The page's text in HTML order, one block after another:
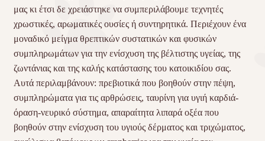
μας κι έτσι δε χρειάστηκε να συμπεριλάβουμε τεχνητές
χρωστικές, αρωματικές ουσίες ή συντηρητικά. Περιέχουν ένα
μοναδικό μείγμα θρεπτικών συστατικών και φυσικών
συμπληρωμάτων για την ενίσχυση της βέλτιστης υγείας, της
ζωντάνιας και της καλής κατάστασης του κατοικιδίου σας.
Αυτά περιλαμβάνουν: πρεβιοτικά που βοηθούν στην πέψη,
συμπληρώματα για τις αρθρώσεις, ταυρίνη για υγιή καρδιά-
όραση-νευρικό σύστημα, απαραίτητα λιπαρά οξέα που
βοηθούν στην ενίσχυση του υγιούς δέρματος και τριχώματος,